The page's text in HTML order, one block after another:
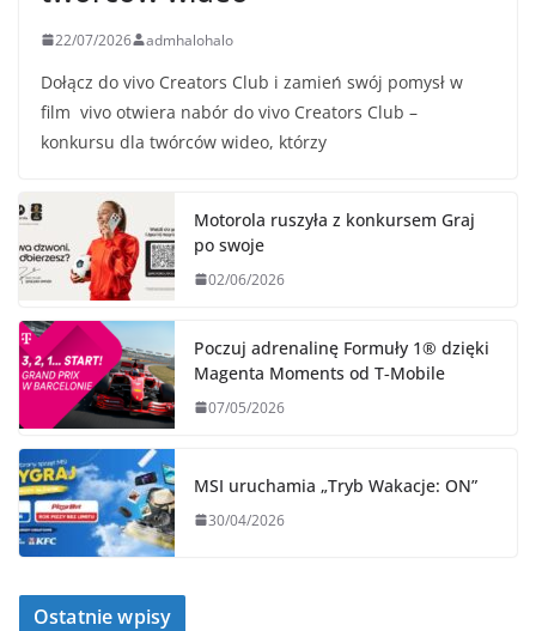
22/07/2026 admhalohalo
Dołącz do vivo Creators Club i zamień swój pomysł w
film vivo otwiera nabór do vivo Creators Club –
konkursu dla twórców wideo, którzy
Motorola ruszyła z konkursem Graj
po swoje
02/06/2026
Poczuj adrenalinę Formuły 1® dzięki
Magenta Moments od T‑Mobile
07/05/2026
MSI uruchamia „Tryb Wakacje: ON”
30/04/2026
Ostatnie wpisy